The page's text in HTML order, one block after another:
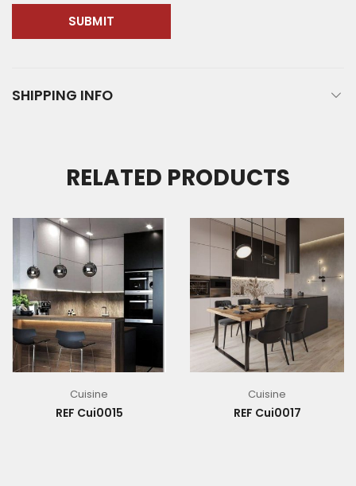
SHIPPING INFO
RELATED PRODUCTS
Cuisine
REF Cui0015
Cuisine
REF Cui0017